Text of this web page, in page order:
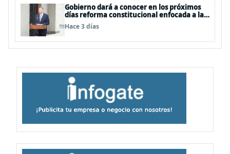
Gobierno dará a conocer en los próximos
días reforma constitucional enfocada a la
seguridad
Hace 3 días